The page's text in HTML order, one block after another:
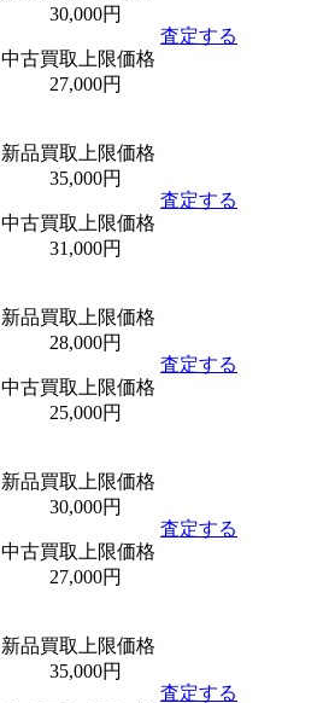
30,000円
中古買取上限価格
27,000円
査定する
新品買取上限価格
35,000円
中古買取上限価格
31,000円
査定する
新品買取上限価格
28,000円
中古買取上限価格
25,000円
査定する
新品買取上限価格
30,000円
中古買取上限価格
27,000円
査定する
新品買取上限価格
35,000円
査定する